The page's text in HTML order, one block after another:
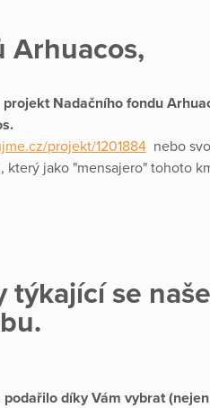
Arhuacos,
Nadačního fondu
projekt/1201884 nebo
, který jako "mensajero" tohoto
týkající se
díky Vám vybrat